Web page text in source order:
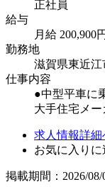
正社員
給与
月給 200,900
勤務地
滋賀県東近江
仕事内容
●中型平車に
大手住宅メ
求人情報詳細
お気に入りに
掲載期間：2026/08/